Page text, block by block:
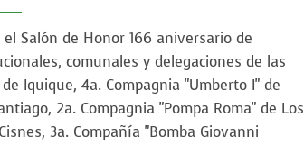
Salón de Honor 166 aniversario de
comunales y delegaciones de las
Iquique, 4a. Compagnia "Umberto I" de
2a. Compagnia "Pompa Roma" de Los
3a. Compañía "Bomba Giovanni